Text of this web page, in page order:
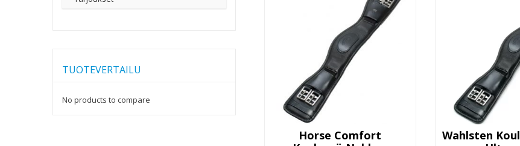
Horse Comfort
Wahlsten
TUOTEVERTAILU
No products to compare